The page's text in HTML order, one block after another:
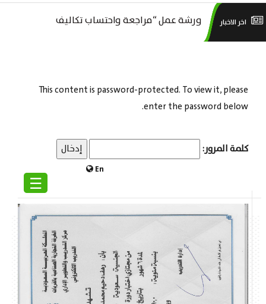
En
☰
التقديم الالكترونى
اخر الاخبار
ورشة عمل “مراجعة واحتساب تكاليف
This content is password-protected. To view it, please
enter the password below.
كلمة المرور: